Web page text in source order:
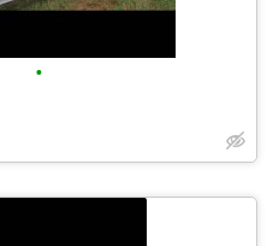
•